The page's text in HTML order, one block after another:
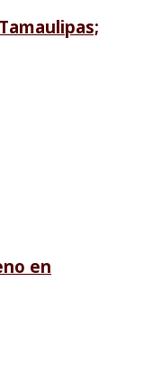
en